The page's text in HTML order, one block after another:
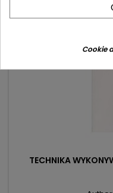
TECHNIKA
Cookie